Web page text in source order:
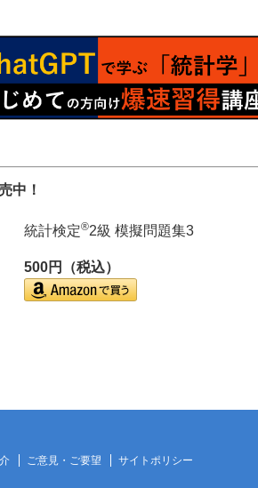
中！
統計検定®2級 模擬問題集3
500円（税込）
ご意見・ご要望 サイトポリシー